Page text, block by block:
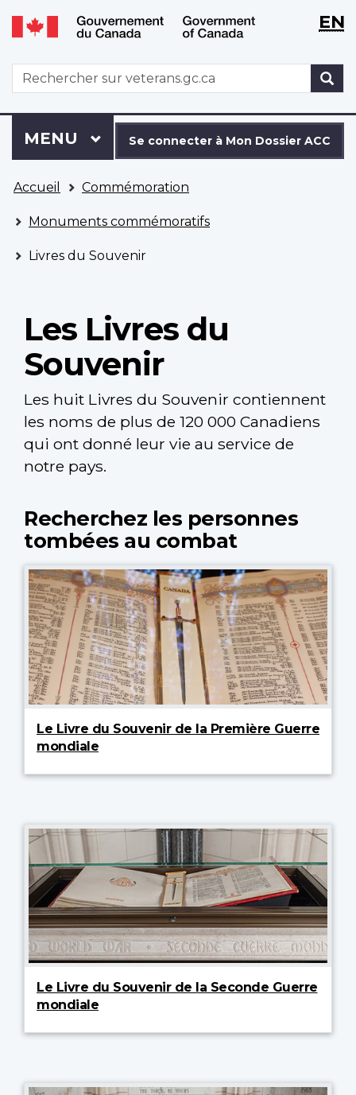
Aller
au
principal
Passer
à
version
HTML
simplifiée
WxT
WxTEN
WxT
Search
form
connecter
à
Dossier
ACC
Se connecter à Mon Dossier ACC
Menu
MENU PRINCIPAL
êtes
ici
Accueil Commémoration
Monuments commémoratifs
Livres du Souvenir
Les Livres du
Souvenir
Les huit Livres du Souvenir contiennent
les noms de plus de 120 000 Canadiens
qui ont donné leur vie au service de
notre pays.
Recherchez les personnes
tombées au combat
Le Livre du Souvenir de la Première Guerre
mondiale
Le Livre du Souvenir de la Seconde Guerre
mondiale